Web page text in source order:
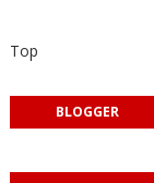
Top
BLOGGER